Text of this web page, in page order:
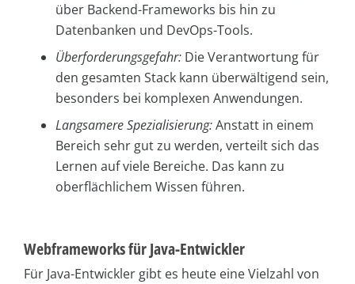
über Backend-Frameworks bis hin zu
Datenbanken und DevOps-Tools.
Überforderungsgefahr: Die Verantwortung für
den gesamten Stack kann überwältigend sein,
besonders bei komplexen Anwendungen.
Langsamere Spezialisierung:Anstatt in einem
Bereich sehr gut zu werden, verteilt sich das
Lernen auf viele Bereiche. Das kann zu
oberflächlichem Wissen führen.
Webframeworks für Java-Entwickler
Für Java-Entwickler gibt es heute eine Vielzahl von